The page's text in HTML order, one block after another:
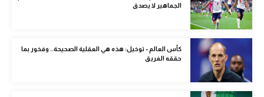
كرة السلة الأمريكية
كرة سلة
كرة يد
كرة طائرة
الجماهير لا يصدق
كأس العالم - توخيل: هذه هي العقلية الصحيحة.. وفخور بما
حققه الفريق